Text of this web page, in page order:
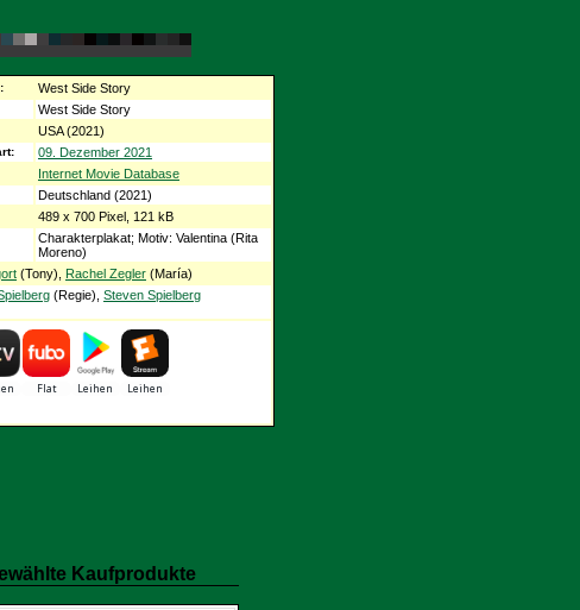
West Side Story
West Side Story
USA (2021)
09. Dezember 2021
Internet Movie Database
Deutschland (2021)
489 x 700 Pixel, 121 kB
Charakterplakat; Motiv: Valentina (Rita
Moreno)
(Tony), Rachel Zegler (María)
(Regie), Steven Spielberg
Kaufprodukte